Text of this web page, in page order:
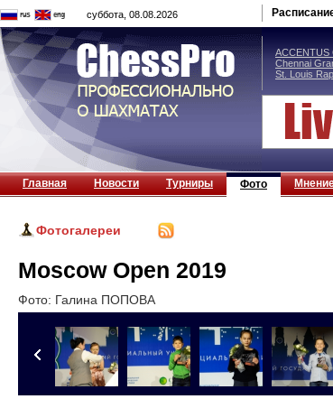
суббота, 08.08.2026
ACCENTUS
Chennai
St. Louis
Главная Новости Турниры Фото
Фотогалереи
Moscow Open 2019
Фото: Галина ПОПОВА